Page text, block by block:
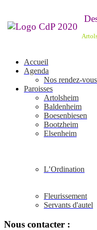
De
Accueil
Agenda
Nos rendez-
Paroisses
Artolsheim
Baldenheim
Boesenbiesen
Bootzheim
Elsenheim
L’Ordination
Fleurissement
Servants d'autel
Nous contacter :